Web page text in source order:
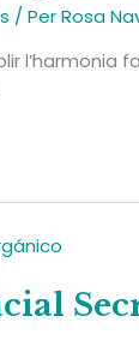
/ PerRosa
l’harmonia